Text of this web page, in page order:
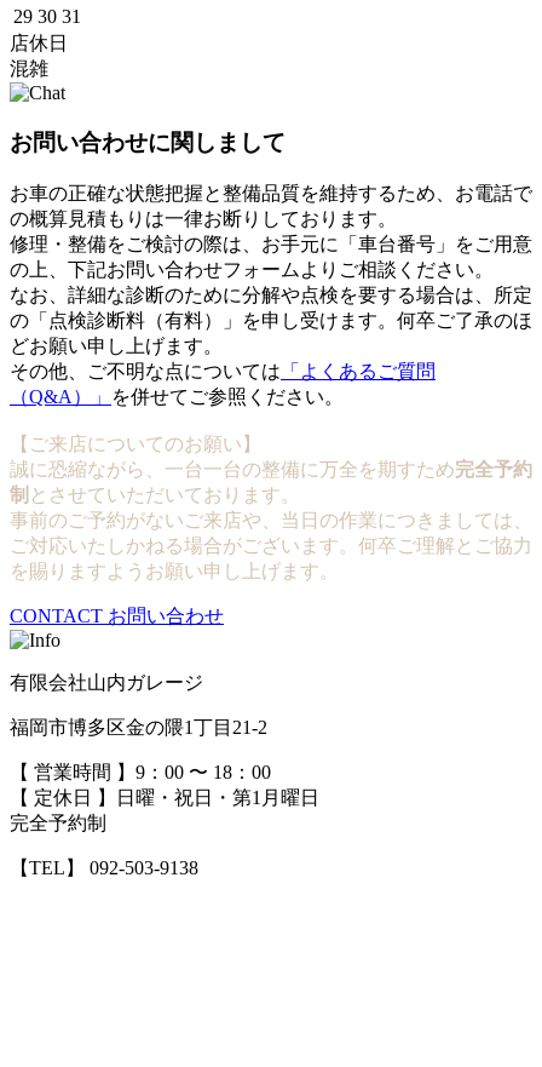
29 30 31
店休日
混雑
お問い合わせに関しまして
お車の正確な状態把握と整備品質を維持するため、お電話で
の概算見積もりは一律お断りしております。
修理・整備をご検討の際は、お手元に「車台番号」をご用意
の上、下記お問い合わせフォームよりご相談ください。
なお、詳細な診断のために分解や点検を要する場合は、所定
の「点検診断料（有料）」を申し受けます。何卒ご了承のほ
どお願い申し上げます。
その他、ご不明な点については 「よくあるご質問
（Q&A）」
を併せてご参照ください。
【ご来店についてのお願い】
誠に恐縮ながら、一台一台の整備に万全を期すため完全予約
制 とさせていただいております。
事前のご予約がないご来店や、当日の作業につきましては、
ご対応いたしかねる場合がございます。何卒ご理解とご協力
を賜りますようお願い申し上げます。
CONTACT お問い合わせ
有限会社山内ガレージ
福岡市博多区金の隈1丁目21-2
【 営業時間 】9：00 〜 18：00
【 定休日 】日曜・祝日・第1月曜日
完全予約制
【TEL】 092-503-9138